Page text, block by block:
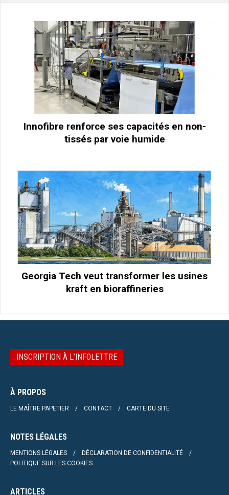
Innofibre renforce ses capacités en non-
tissés par voie humide
Georgia Tech veut transformer les usines
kraft en bioraffineries
INSCRIPTION À L’INFOLETTRE
À PROPOS
LE MAÎTRE PAPETIER CONTACT CARTE DU SITE
NOTES LÉGALES
MENTIONS LÉGALES
DÉCLARATION DE CONFIDENTIALITÉ
POLITIQUE SUR LES COOKIES
ARTICLES